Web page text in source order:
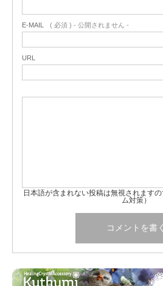
E-MAIL ( 必須 ) - 公開されません -
URL
日本語が含まれない投稿は無視されます
ム対策）